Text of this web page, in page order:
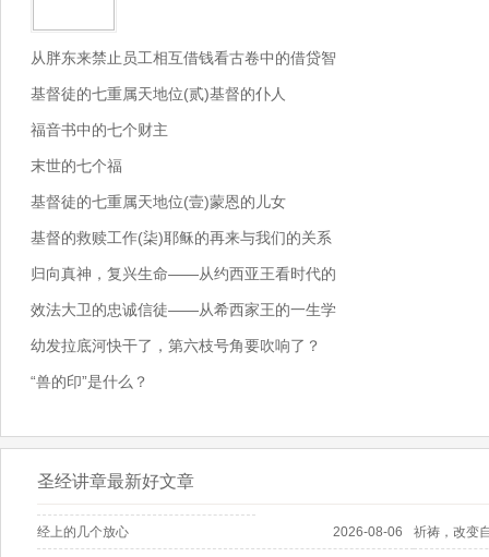
从胖东来禁止员工相互借钱看古卷中的借贷智
基督徒的七重属天地位(贰)基督的仆人
福音书中的七个财主
末世的七个福
基督徒的七重属天地位(壹)蒙恩的儿女
基督的救赎工作(柒)耶稣的再来与我们的关系
归向真神，复兴生命——从约西亚王看时代的
效法大卫的忠诚信徒——从希西家王的一生学
幼发拉底河快干了，第六枝号角要吹响了？
“兽的印”是什么？
圣经讲章最新好文章
2026-08-06
经上的几个放心 祈祷，改变